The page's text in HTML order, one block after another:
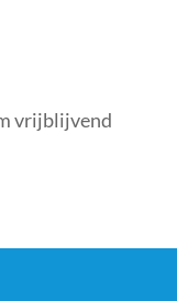
vrijblijvend